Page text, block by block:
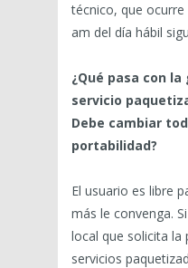
técnico, que
am del día hábil
¿Qué pasa con
servicio
Debe cambiar
portabilidad?
El usuario es libre
más le convenga.
local que solicita la
servicios